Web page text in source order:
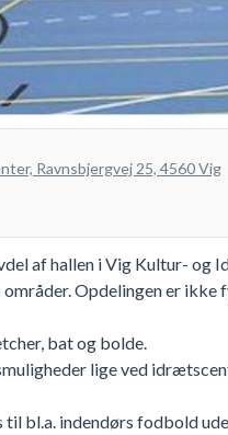
Ravnsbjergvej 25, 4560 Vig
af hallen i Vig Kultur- og
Opdelingen er ikke
bat og bolde.
lige ved
til bl.a. indendørs fodbold